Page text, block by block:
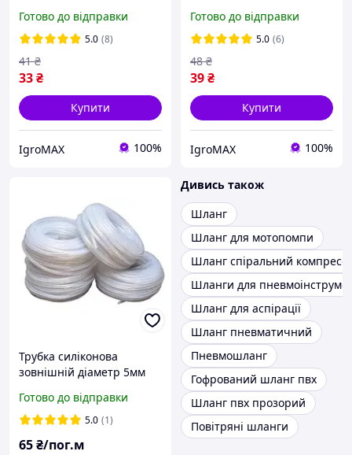
пневмотрубка для
повітря пневмосистеми
Готово до відправки
5.0 (8)
33₴
41 ₴
Купити
IgroMAX 100%
пневмотрубка для
повітря пневмосистеми
Готово до відправки
5.0 (6)
39₴
48 ₴
Купити
IgroMAX 100%
Трубка силіконова
зовнішній діаметр 5мм
прозора 2TSLKH000
Готово до відправки
5.0 (1)
65₴/пог.м
Дивись також
Шланг
Шланг для мотопомпи
Шланг спіральний
Шланги для
Шланг для аспірації
Шланг пневматичний
Пневмошланг
Гофрований шланг пвх
Шланг пвх прозорий
Повітряні шланги